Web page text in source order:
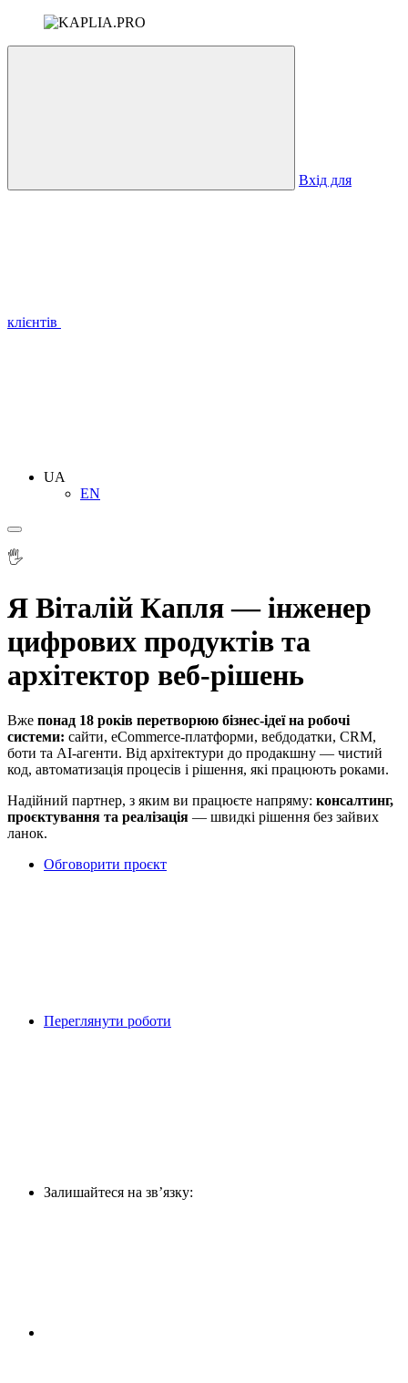
Вхід для
клієнтів
UA
EN
🖐
Я Віталій Капля — інженер
цифрових продуктів та
архітектор веб-рішень
Вже понад 18 років перетворюю бізнес-ідеї на робочі
системи: сайти, eCommerce-платформи, вебдодатки, CRM,
боти та AI-агенти. Від архітектури до продакшну — чистий
код, автоматизація процесів і рішення, які працюють роками.
Надійний партнер, з яким ви працюєте напряму: консалтинг,
проєктування та реалізація — швидкі рішення без зайвих
ланок.
Обговорити проєкт
Переглянути роботи
Залишайтеся на звʼязку: